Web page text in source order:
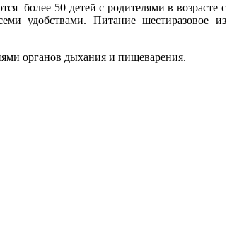
более 50 детей с родителями в возрасте с
удобствами. Питание шестиразовое из
органов дыхания и пищеварения.